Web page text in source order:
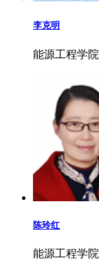
李克明
能源工程学院
陈玲红
能源工程学院